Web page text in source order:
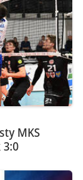
MKS
3:0